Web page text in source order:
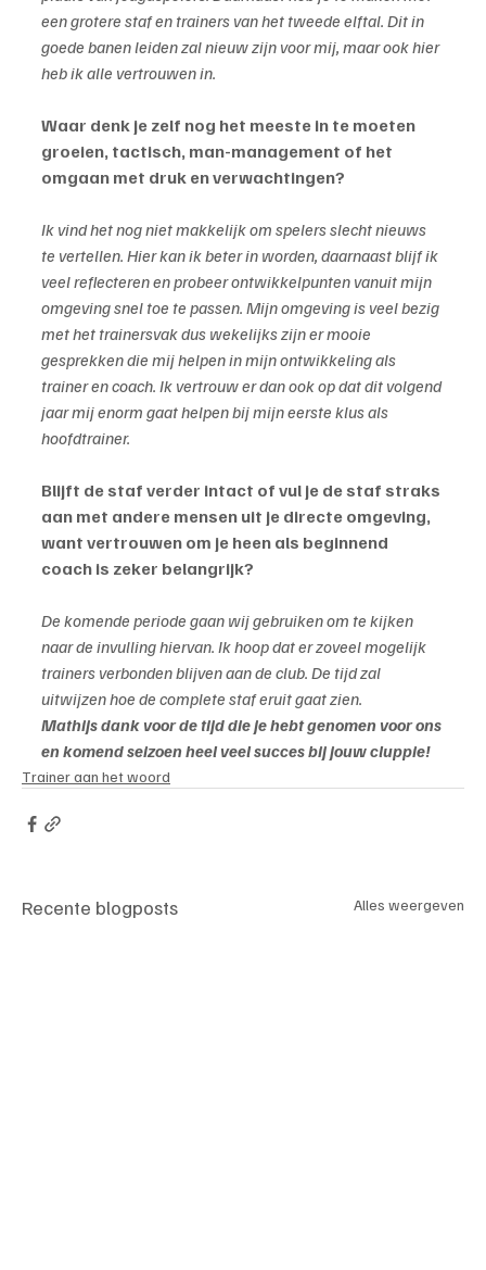
een grotere staf en trainers van het tweede elftal. Dit in
goede banen leiden zal nieuw zijn voor mij, maar ook hier
heb ik alle vertrouwen in.
Waar denk je zelf nog het meeste in te moeten
groeien, tactisch, man-management of het
omgaan met druk en verwachtingen?
Ik vind het nog niet makkelijk om spelers slecht nieuws
te vertellen. Hier kan ik beter in worden, daarnaast blijf ik
veel reflecteren en probeer ontwikkelpunten vanuit mijn
omgeving snel toe te passen. Mijn omgeving is veel bezig
met het trainersvak dus wekelijks zijn er mooie
gesprekken die mij helpen in mijn ontwikkeling als
trainer en coach. Ik vertrouw er dan ook op dat dit volgend
jaar mij enorm gaat helpen bij mijn eerste klus als
hoofdtrainer.
Blijft de staf verder intact of vul je de staf straks
aan met andere mensen uit je directe omgeving,
want vertrouwen om je heen als beginnend
coach is zeker belangrijk?
De komende periode gaan wij gebruiken om te kijken
naar de invulling hiervan. Ik hoop dat er zoveel mogelijk
trainers verbonden blijven aan de club. De tijd zal
uitwijzen hoe de complete staf eruit gaat zien.
Mathijs dank voor de tijd die je hebt genomen voor ons
en komend seizoen heel veel succes bij jouw cluppie!
Trainer aan het woord
Recente blogposts Alles weergeven